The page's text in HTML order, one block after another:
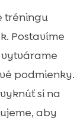
tréningu
Postavíme
podmienky.
si na
aby